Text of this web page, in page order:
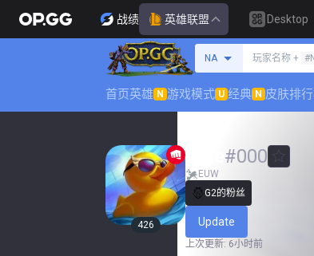
战绩 英雄联盟 Desktop
NA
搜索召唤师
玩家名称 +
首页英雄 N 游戏模式 U 经典 N 皮肤排
426
#000
EUW
G2的粉丝
Update
上次更新: 6小时前